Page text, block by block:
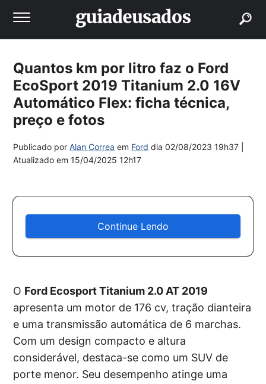
Quantos km por litro faz o Ford
EcoSport 2019 Titanium 2.0 16V
Automático Flex: ficha técnica,
preço e fotos
Publicado porAlan Correa em Ford dia02/08/2023 19h37
Atualizado em15/04/2025 12h17
Continue Lendo
O Ford Ecosport Titanium 2.0 AT 2019
apresenta um motor de 176 cv, tração dianteira
e uma transmissão automática de 6 marchas.
Com um design compacto e altura
considerável, destaca-se como um SUV de
porte menor. Seu desempenho atinge uma